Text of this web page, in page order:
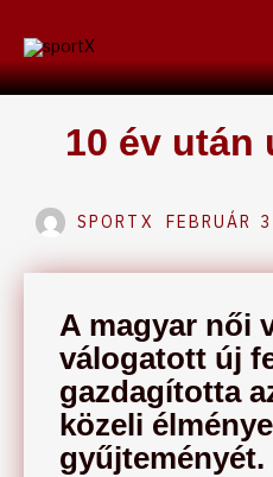
content
10 év után
SPORTX FEBRUÁR
A magyar női
válogatott új
gazdagította
közeli
gyűjteményét.